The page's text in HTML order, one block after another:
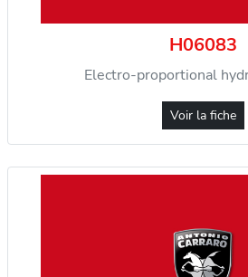
H06083
Electro-proportional
Voir la fiche